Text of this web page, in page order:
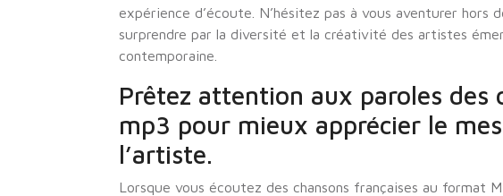
expérience d’écoute. N’hésitez pas à vous aventurer hors
surprendre par la diversité et la créativité des artistes
contemporaine.
Prêtez attention aux paroles des
mp3 pour mieux apprécier le
l’artiste.
Lorsque vous écoutez des chansons françaises au format